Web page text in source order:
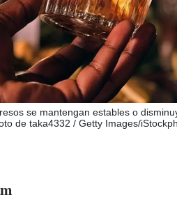
se mantengan estables o
de taka4332 / Getty Images/